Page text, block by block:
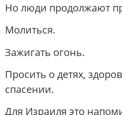
Но люди продолжают
Молиться.
Зажигать огонь.
Просить о детях,
спасении.
Для Израиля это